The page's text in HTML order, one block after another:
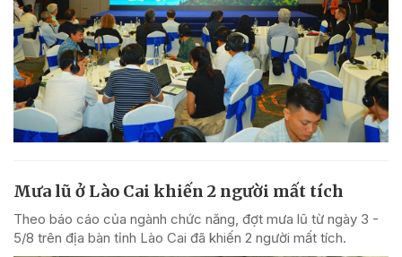
Mưa lũ ở Lào Cai khiến 2 người mất tích
Theo báo cáo của ngành chức năng, đợt mưa lũ từ ngày 3 -
5/8 trên địa bàn tỉnh Lào Cai đã khiến 2 người mất tích.